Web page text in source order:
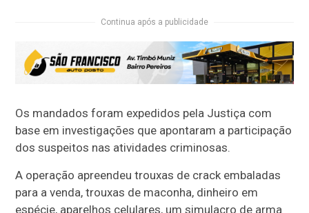
Continua após a publicidade
Os mandados foram expedidos pela Justiça com
base em investigações que apontaram a participação
dos suspeitos nas atividades criminosas.
A operação apreendeu trouxas de crack embaladas
para a venda, trouxas de maconha, dinheiro em
espécie, aparelhos celulares, um simulacro de arma